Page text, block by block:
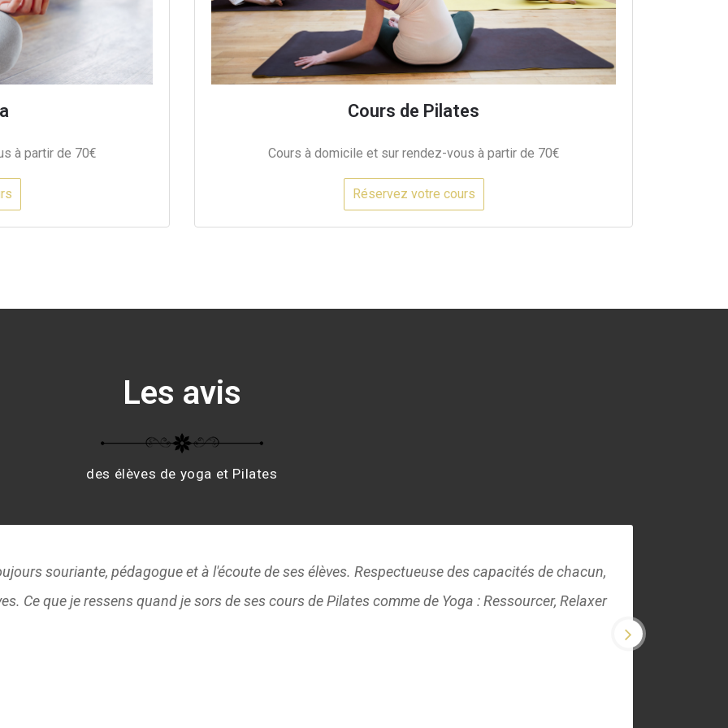
à partir de 70€
Cours de Pilates
Cours à domicile et sur rendez-vous à partir de 70€
Réservez votre cours
Les avis
des élèves de yoga et Pilates
et dynamique; très à l’écoute de ses élèves. Je recommande vivement !
Next